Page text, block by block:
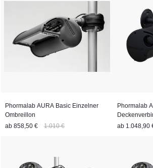
Phormalab AURA Basic Einzelner
Ombreillon
ab 858,50 € 1.010 €
Phormalab
ab 1.048,90